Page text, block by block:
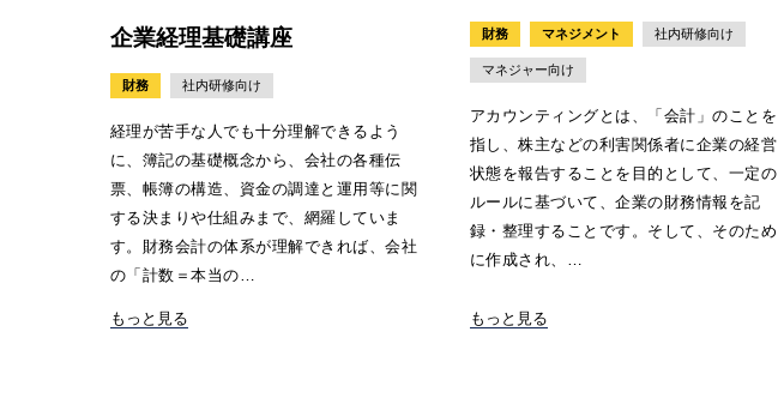
企業経理基礎講座
財務 社内研修向け
経理が苦手な人でも十分理解できるよう
に、簿記の基礎概念から、会社の各種伝
票、帳簿の構造、資金の調達と運用等に関
する決まりや仕組みまで、網羅していま
す。財務会計の体系が理解できれば、会社
の「計数＝本当の…
もっと見る
財務 マネジメント 社内研修向け
マネジャー向け
アカウンティングとは、「会計」のことを
指し、株主などの利害関係者に企業の経営
状態を報告することを目的として、一定の
ルールに基づいて、企業の財務情報を記
録・整理することです。そして、そのため
に作成され、…
もっと見る